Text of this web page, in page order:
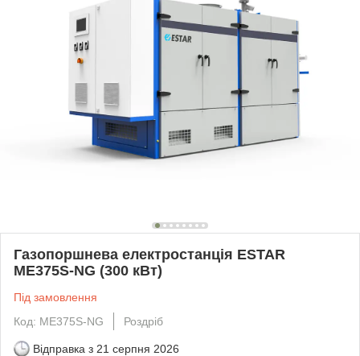
Газопоршнева електростанція ESTAR
МE375S-NG (300 кВт)
Під замовлення
Код: МE375S-NG
Роздріб
Відправка з 21 серпня 2026